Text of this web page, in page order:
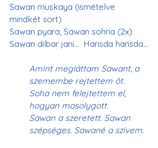
Sawan muskaya (ismételve
mindkét sort)
Sawan pyara, Sawan sohna (2x)
Sawan dilbar jani…  Hansda hansda…
Amint megláttam Sawant, a
szemembe rejtettem őt.
Soha nem felejtettem el,
hogyan mosolygott.
Sawan a szeretett. Sawan
szépséges. Sawané a szívem.